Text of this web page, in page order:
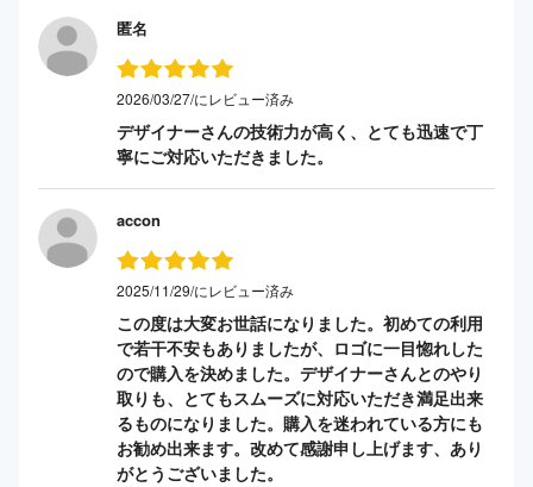
匿名
2026/03/27/にレビュー済み
デザイナーさんの技術力が高く、とても迅速で丁
寧にご対応いただきました。
accon
2025/11/29/にレビュー済み
この度は大変お世話になりました。初めての利用
で若干不安もありましたが、ロゴに一目惚れした
ので購入を決めました。デザイナーさんとのやり
取りも、とてもスムーズに対応いただき満足出来
るものになりました。購入を迷われている方にも
お勧め出来ます。改めて感謝申し上げます、あり
がとうございました。